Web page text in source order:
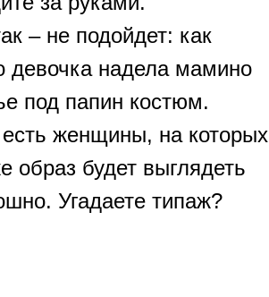
– не подойдет: как
девочка надела мамино
под папин костюм.
женщины, на которых
образ будет выглядеть
Угадаете типаж?